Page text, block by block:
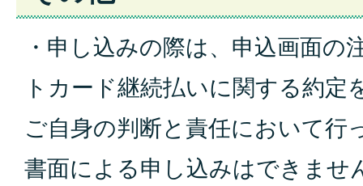
・申し込みの際は、申込画面の
トカード継続払いに関する約定
ご自身の判断と責任において行
書面による申し込みはできませ